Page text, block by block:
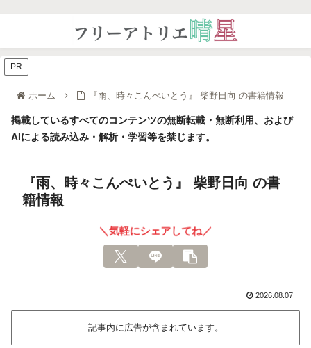
ホーム 『雨、時々こんぺいとう』 柴野日向 の書籍情報
掲載しているすべてのコンテンツの無断転載・無断利用、および
AIによる読み込み・解析・学習等を禁じます。
『雨、時々こんぺいとう』 柴野日向 の書
籍情報
＼気軽にシェアしてね／
2026.08.07
記事内に広告が含まれています。
PR